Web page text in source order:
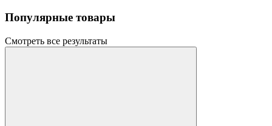
Популярные товары
Смотреть все результаты